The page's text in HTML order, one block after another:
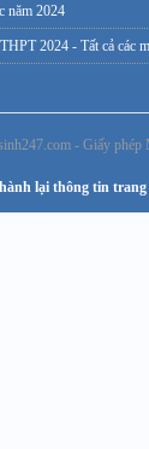
năm 2024
2024 - Tất cả các
- Giấy
lại thông tin trang